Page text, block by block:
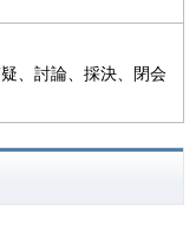
、討論、採決、閉会